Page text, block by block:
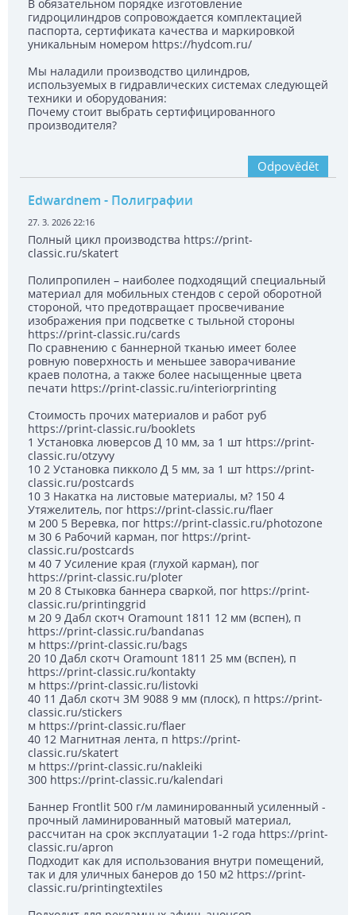
В обязательном порядке изготовление
гидроцилиндров сопровождается комплектацией
паспорта, сертификата качества и маркировкой
уникальным номером https://hydcom.ru/
Мы наладили производство цилиндров,
используемых в гидравлических системах следующей
техники и оборудования:
Почему стоит выбрать сертифицированного
производителя?
Odpovědět
Edwardnem - Полиграфии
27. 3. 2026 22:16
Полный цикл производства https://print-
classic.ru/skatert
Полипропилен – наиболее подходящий специальный
материал для мобильных стендов с серой оборотной
стороной, что предотвращает просвечивание
изображения при подсветке с тыльной стороны
https://print-classic.ru/cards
По сравнению с баннерной тканью имеет более
ровную поверхность и меньшее заворачивание
краев полотна, а также более насыщенные цвета
печати https://print-classic.ru/interiorprinting
Стоимость прочих материалов и работ руб
https://print-classic.ru/booklets
1 Установка люверсов Д 10 мм, за 1 шт https://print-
classic.ru/otzyvy
10 2 Установка пикколо Д 5 мм, за 1 шт https://print-
classic.ru/postcards
10 3 Накатка на листовые материалы, м? 150 4
Утяжелитель, пог https://print-classic.ru/flaer
м 200 5 Веревка, пог https://print-classic.ru/photozone
м 30 6 Рабочий карман, пог https://print-
classic.ru/postcards
м 40 7 Усиление края (глухой карман), пог
https://print-classic.ru/ploter
м 20 8 Стыковка баннера сваркой, пог https://print-
classic.ru/printinggrid
м 20 9 Дабл скотч Oramount 1811 12 мм (вспен), п
https://print-classic.ru/bandanas
м https://print-classic.ru/bags
20 10 Дабл скотч Oramount 1811 25 мм (вспен), п
https://print-classic.ru/kontakty
м https://print-classic.ru/listovki
40 11 Дабл скотч 3М 9088 9 мм (плоск), п https://print-
classic.ru/stickers
м https://print-classic.ru/flaer
40 12 Магнитная лента, п https://print-
classic.ru/skatert
м https://print-classic.ru/nakleiki
300 https://print-classic.ru/kalendari
Баннер Frontlit 500 г/м ламинированный усиленный -
прочный ламинированный матовый материал,
рассчитан на срок эксплуатации 1-2 года https://print-
classic.ru/apron
Подходит как для использования внутри помещений,
так и для уличных банеров до 150 м2 https://print-
classic.ru/printingtextiles